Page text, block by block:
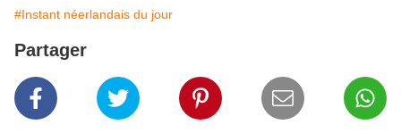
#Instant néerlandais du jour
Partager